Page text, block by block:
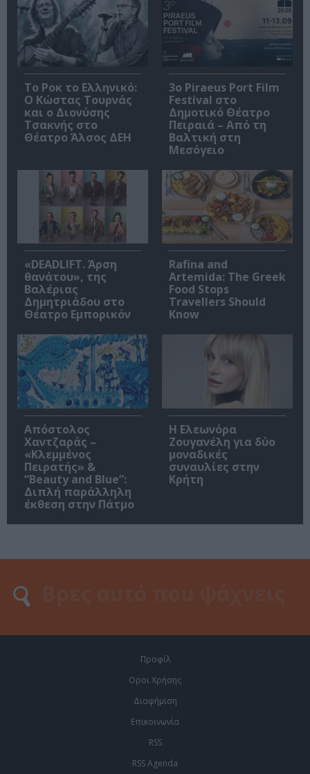
Το Ροκ το Ελληνικό:
Ο Κώστας Τουρνάς
και ο Διονύσης
Τσακνής στο
Θέατρο Άλσος ΔΕΗ
3o Piraeus Port Film
Festival στο
Δημοτικό Θέατρο
Πειραιά – Από τη
Βαλτική στη
Μεσόγειο
«DEADLIFT. Άρση
θανάτου», της
Βαλέριας
Δημητριάδου στο
Θέατρο Εμπορικόν
Rafina and
Artemida: The Greek
Food Stops
Travellers Should
Know
Απόστολος
Χαντζαράς –
«Κλεμμένος
Πειρατής» &
“Beauty and Blue”:
Διπλή παράλληλη
έκθεση στην Πάτμο
Η Ελεωνόρα
Ζουγανέλη για δύο
μοναδικές
συναυλίες στην
Κρήτη
Προφίλ
Οροι Χρήσης
Διαφήμιση
Επικοινωνία
RSS
RSS Agenda